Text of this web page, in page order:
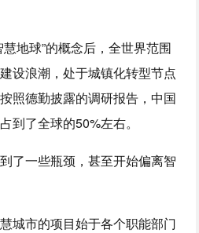
地球”的概念后，全世界范围
设浪潮，处于城镇化转型节点
照德勤披露的调研报告，中国
到了全球的50%左右。
了一些瓶颈，甚至开始偏离智
城市的项目始于各个职能部门